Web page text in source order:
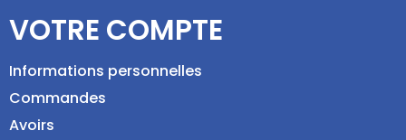
VOTRE COMPTE
Informations personnelles
Commandes
Avoirs